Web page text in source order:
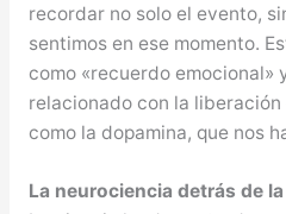
recordar no solo el evento,
sentimos en ese momento.
como «recuerdo emocional»
relacionado con la
como la dopamina, que nos
La neurociencia detrás de